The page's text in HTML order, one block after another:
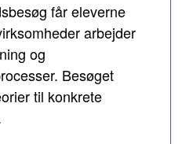
får eleverne
arbejder
og
Besøget
til konkrete